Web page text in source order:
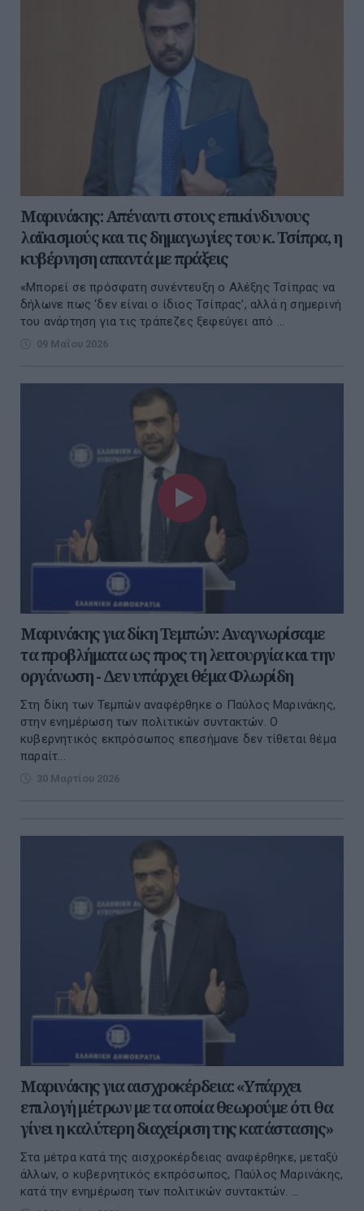
Μαρινάκης: Απέναντι στους επικίνδυνους
λαϊκισμούς και τις δημαγωγίες του κ. Τσίπρα, η
κυβέρνηση απαντά με πράξεις
«Μπορεί σε πρόσφατη συνέντευξη ο Αλέξης Τσίπρας να
δήλωνε πως ‘δεν είναι ο ίδιος Τσίπρας’, αλλά η σημερινή
του ανάρτηση για τις τράπεζες ξεφεύγει από ...
09 Μαΐου 2026
Μαρινάκης για δίκη Τεμπών: Αναγνωρίσαμε
τα προβλήματα ως προς τη λειτουργία και την
οργάνωση - Δεν υπάρχει θέμα Φλωρίδη
Στη δίκη των Τεμπών αναφέρθηκε ο Παύλος Μαρινάκης,
στην ενημέρωση των πολιτικών συντακτών. Ο
κυβερνητικός εκπρόσωπος επεσήμανε δεν τίθεται θέμα
παραίτ...
30 Μαρτίου 2026
Μαρινάκης για αισχροκέρδεια: «Υπάρχει
επιλογή μέτρων με τα οποία θεωρούμε ότι θα
γίνει η καλύτερη διαχείριση της κατάστασης»
Στα μέτρα κατά της αισχροκέρδειας αναφέρθηκε, μεταξύ
άλλων, ο κυβερνητικός εκπρόσωπος, Παύλος Μαρινάκης,
κατά την ενημέρωση των πολιτικών συντακτών. ...